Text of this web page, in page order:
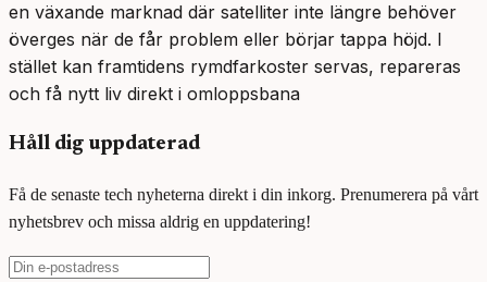
en växande marknad där satelliter inte längre behöver
överges när de får problem eller börjar tappa höjd. I
stället kan framtidens rymdfarkoster servas, repareras
och få nytt liv direkt i omloppsbana
Håll dig uppdaterad
Få de senaste tech nyheterna direkt i din inkorg. Prenumerera på vårt
nyhetsbrev och missa aldrig en uppdatering!